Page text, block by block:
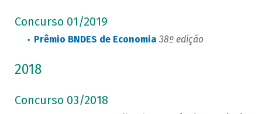
Concurso 01/2019
Prêmio BNDES de Economia 38º edição
2018
Concurso 03/2018